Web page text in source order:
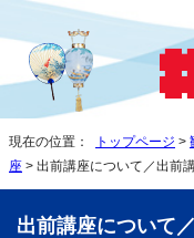
現在の位置： トップページ >
座 > 出前講座について／出前
出前講座について